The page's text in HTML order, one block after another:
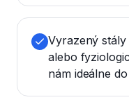
Vyrazený
alebo
nám ideálne